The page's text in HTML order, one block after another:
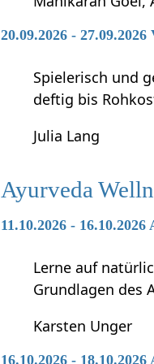
20.09.2026 -
Spielerisch und
deftig bis
Julia Lang
Ayurveda
11.10.2026 -
Lerne auf
Grundlagen des
Karsten Unger
16.10.2026 -